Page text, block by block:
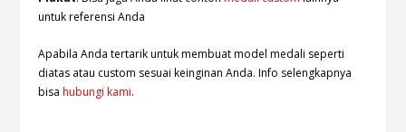
untuk referensi Anda
Apabila Anda tertarik untuk membuat model medali seperti
diatas atau custom sesuai keinginan Anda. Info selengkapnya
bisahubungi kami.